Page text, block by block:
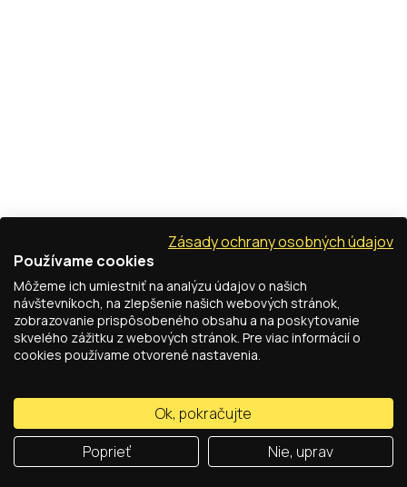
Zásady ochrany osobných údajov
Používame cookies
Môžeme ich umiestniť na analýzu údajov o našich
návštevníkoch, na zlepšenie našich webových stránok,
zobrazovanie prispôsobeného obsahu a na poskytovanie
skvelého zážitku z webových stránok. Pre viac informácií o
cookies používame otvorené nastavenia.
Ok, pokračujte
Poprieť
Nie, uprav